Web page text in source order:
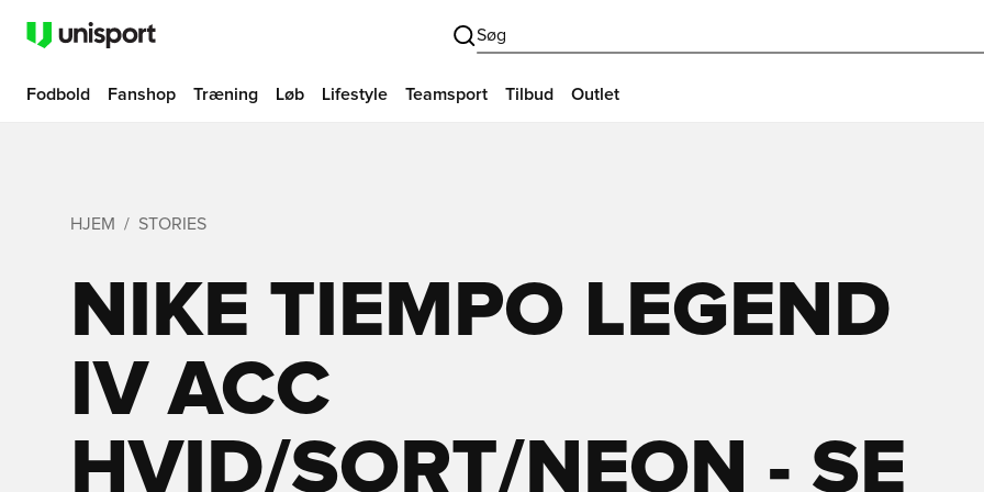
Søg
Fodbold Fanshop Træning Løb Lifestyle Teamsport Tilbud Outlet
HJEM STORIES
NIKE TIEMPO LEGEND
IV ACC
HVID/SORT/NEON - SE